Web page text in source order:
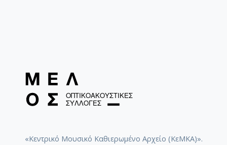
«Κεντρικό Μουσικό Καθιερωμένο Αρχείο (ΚεΜΚΑ)».